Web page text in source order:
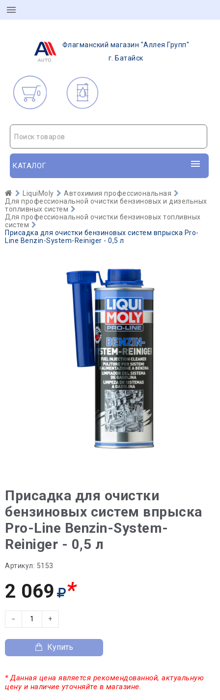
Флагманский магазин "Аллея Групп"
г. Батайск
0
Поиск товаров
КАТАЛОГ
LiquiMoly
Автохимия профессиональная
Для профессиональной очистки бензиновых и дизельных
топливных систем
Для профессиональной очистки бензиновых топливных
систем
Присадка для очистки бензиновых систем впрыска Pro-
Line Benzin-System-Reiniger - 0,5 л
Присадка для очистки
бензиновых систем впрыска
Pro-Line Benzin-System-
Reiniger - 0,5 л
Артикул: 5153
2 069 *
− +
Купить
* Данная цена является рекомендованной, актуальную
цену и наличие уточняйте в магазине.